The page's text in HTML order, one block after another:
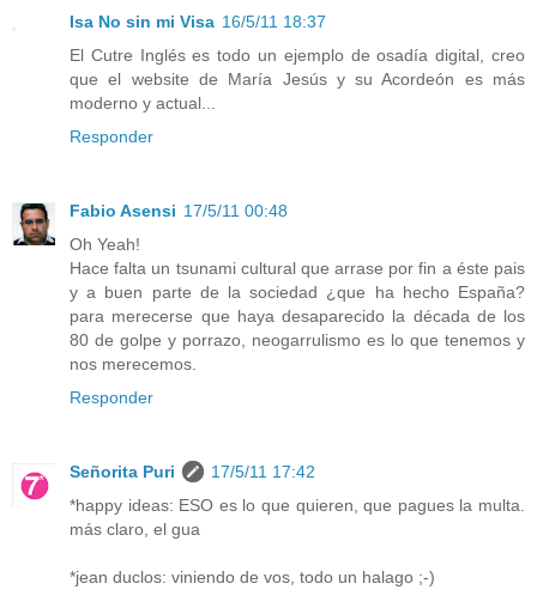
Isa No sin mi Visa 16/5/11 18:37
El Cutre Inglés es todo un ejemplo de osadía digital, creo
que el website de María Jesús y su Acordeón es más
moderno y actual...
Responder
Fabio Asensi 17/5/11 00:48
Oh Yeah!
Hace falta un tsunami cultural que arrase por fin a éste pais
y a buen parte de la sociedad ¿que ha hecho España?
para merecerse que haya desaparecido la década de los
80 de golpe y porrazo, neogarrulismo es lo que tenemos y
nos merecemos.
Responder
Señorita Puri
17/5/11 17:42
*happy ideas: ESO es lo que quieren, que pagues la multa.
más claro, el gua
*jean duclos: viniendo de vos, todo un halago ;-)